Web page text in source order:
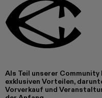
Als Teil unserer Community
exklusiven Vorteilen,
Vorverkauf und